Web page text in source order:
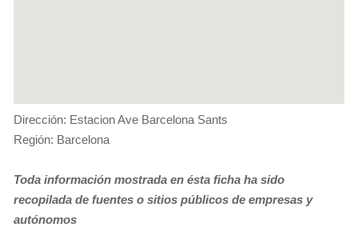
Dirección: Estacion Ave Barcelona Sants
Región: Barcelona
Toda información mostrada en ésta ficha ha sido
recopilada de fuentes o sitios públicos de empresas y
autónomos